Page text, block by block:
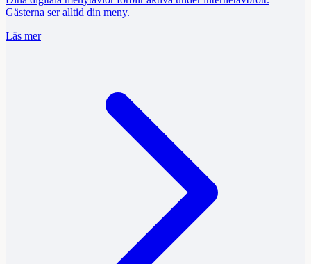
Gästerna ser alltid din meny.
Läs mer